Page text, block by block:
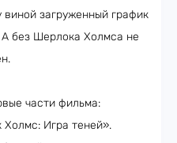
виной загруженный график
А без Шерлока Холмса не
части фильма:
Игра теней».